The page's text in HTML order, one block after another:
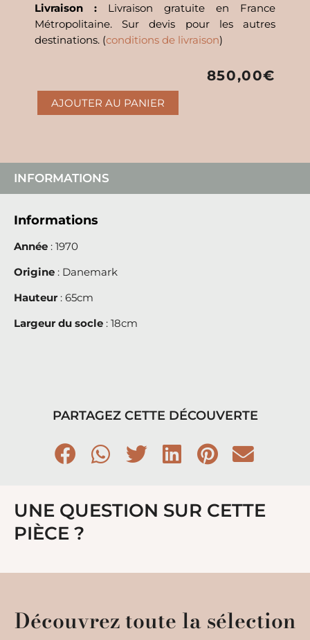
Livraison : Livraison gratuite en France
Métropolitaine. Sur devis pour les autres
destinations. (conditions de livraison)
850,00€
candélabres
à
bougies,
travail
1970
AJOUTER AU PANIER
INFORMATIONS
Informations
Année : 1970
Origine : Danemark
Hauteur : 65cm
Largeur du socle : 18cm
PARTAGEZ CETTE DÉCOUVERTE
UNE QUESTION SUR CETTE
PIÈCE ?
Découvrez toute la sélection